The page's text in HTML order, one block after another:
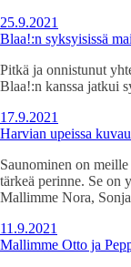
25.9.2021
Blaa!:n syksyisissä
Pitkä ja onnistunut
Blaa!:n kanssa jatkui
17.9.2021
Harvian upeissa
Saunominen on
tärkeä perinne. Se on
Mallimme Nora,
11.9.2021
Mallimme Otto ja